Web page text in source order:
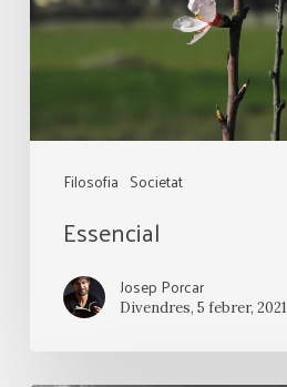
Filosofia Societat
Essencial
Josep Porcar
Divendres, 5 febrer, 2021